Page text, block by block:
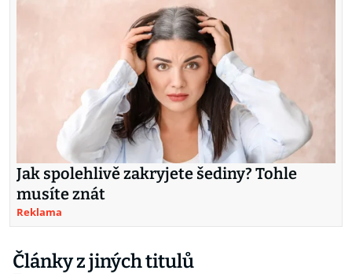
Jak spolehlivě zakryjete šediny? Tohle
musíte znát
Reklama
Články z jiných titulů